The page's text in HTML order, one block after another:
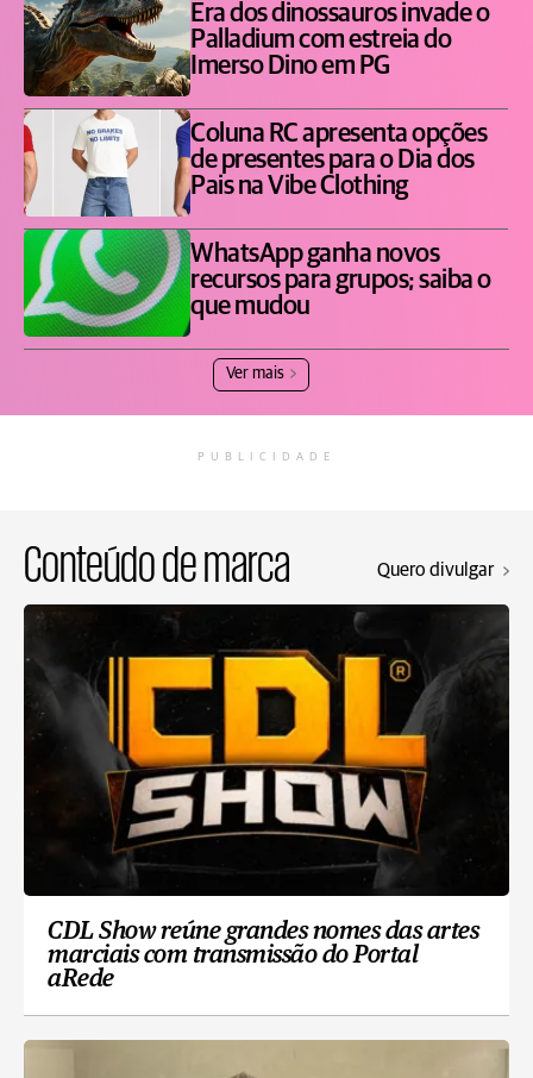
Era dos dinossauros invade o
Palladium com estreia do
Imerso Dino em PG
Coluna RC apresenta opções
de presentes para o Dia dos
Pais na Vibe Clothing
WhatsApp ganha novos
recursos para grupos; saiba o
que mudou
Ver mais
PUBLICIDADE
Conteúdo de marca Quero divulgar
CDL Show reúne grandes nomes das artes
marciais com transmissão do Portal
aRede